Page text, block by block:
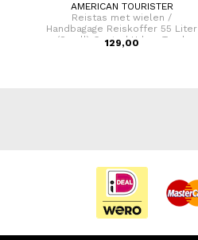
AMERICAN TOURISTER
Reistas met wielen /
Handbagage Reiskoffer 55 Liter
(Small) Coated Urban Track
129,00